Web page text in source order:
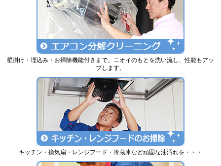
壁掛け・埋込み・お掃除機能付きまで。ニオイのもとを洗い流し、性能もアッ
プします。
キッチン・換気扇・レンジフード・冷蔵庫など頑固な油汚れを・・・